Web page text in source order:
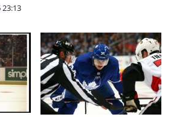
23:13